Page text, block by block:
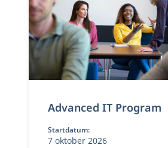
Advanced IT Program
Startdatum:
7 oktober 2026